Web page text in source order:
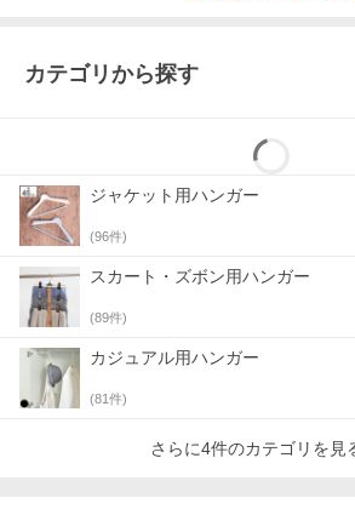
機能性の高いノンスリップハンガー
ドイツのこだわりメーカーが開発したスリ
ノンスリップハンガー（すべらないハンガ
ノンスリップコーティング加工は、表面を
特殊の加工技術で、スルッとなめらかなブ
もしっかりキープします。
カテゴリから探す
ジャケット用ハンガー
(96件)
スカート・ズボン用ハンガー
(89件)
カジュアル用ハンガー
(81件)
さらに4件のカテゴリを見